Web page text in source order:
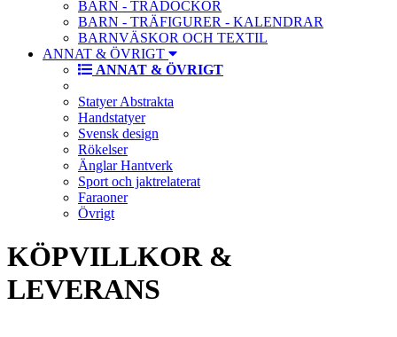
BARN - TRÄDOCKOR
BARN - TRÄFIGURER - KALENDRAR
BARNVÄSKOR OCH TEXTIL
ANNAT & ÖVRIGT
ANNAT & ÖVRIGT
Statyer Abstrakta
Handstatyer
Svensk design
Rökelser
Änglar Hantverk
Sport och jaktrelaterat
Faraoner
Övrigt
KÖPVILLKOR &
LEVERANS